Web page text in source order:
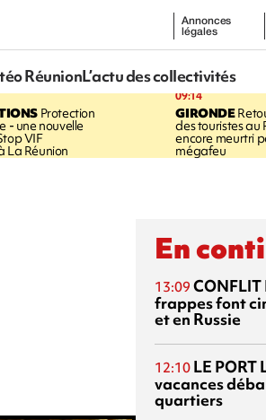
Annonces
légales
RéunionL’actu des collectivités
Protection
- une nouvelle
VIF
La Réunion
09:14
GIRONDE
des touristes au
encore meurtri
mégafeu
En
13:09 CONFLIT
frappes font
et en Russie
12:10 LE PORT
vacances
quartiers